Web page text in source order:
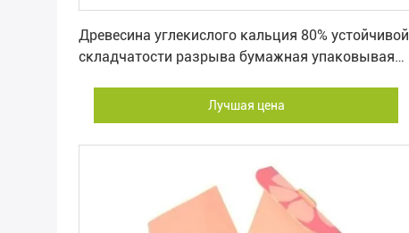
Древесина углекислого кальция 80% устойчивой
складчатости разрыва бумажная упаковывая
Лучшая цена